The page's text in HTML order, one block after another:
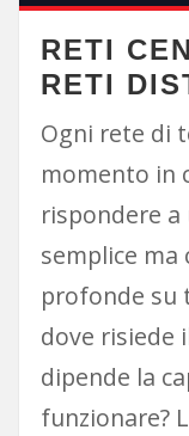
RETI
RETI
Ogni rete di
momento in
rispondere a
semplice ma
profonde su
dove risiede
dipende la
funzionare?